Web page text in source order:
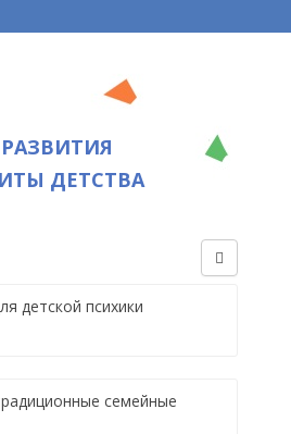
ДЕТСТВА
детской психики
семейные